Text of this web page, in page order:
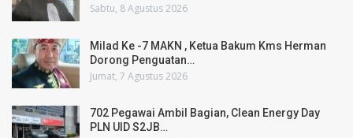
Sabtu, 8 Agustus 2026
Milad Ke -7 MAKN , Ketua Bakum Kms Herman
Dorong Penguatan…
Jumat, 7 Agustus 2026
702 Pegawai Ambil Bagian, Clean Energy Day
PLN UID S2JB…